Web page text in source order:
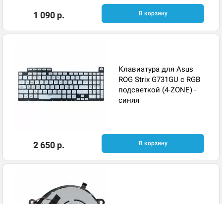
1 090 р. В корзину
Клавиатура для Asus
ROG Strix G731GU с RGB
подсветкой (4-ZONE) -
синяя
2 650 р. В корзину